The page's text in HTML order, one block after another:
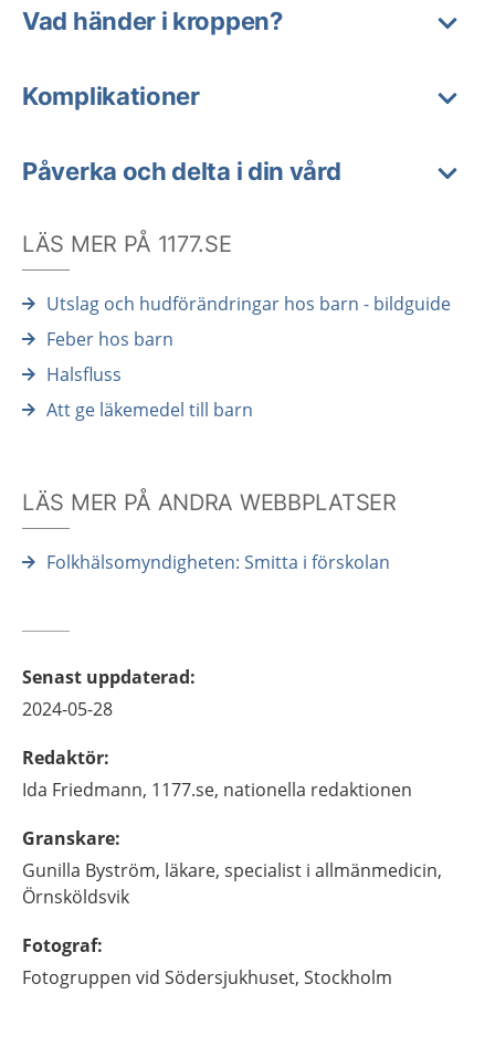
Vad händer i kroppen?
Komplikationer
Påverka och delta i din vård
LÄS MER PÅ 1177.SE
Utslag och hudförändringar hos barn - bildguide
Feber hos barn
Halsfluss
Att ge läkemedel till barn
LÄS MER PÅ ANDRA WEBBPLATSER
Folkhälsomyndigheten: Smitta i förskolan
Senast uppdaterad:
2024-05-28
Redaktör:
Ida Friedmann, 1177.se, nationella redaktionen
Granskare:
Gunilla Byström, läkare, specialist i allmänmedicin,
Örnsköldsvik
Fotograf:
Fotogruppen vid Södersjukhuset, Stockholm